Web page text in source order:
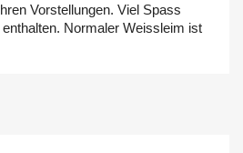
Vorstellungen. Viel Spass
Normaler Weissleim ist